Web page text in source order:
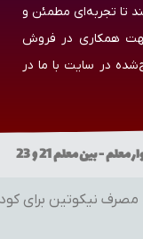
تا تجربه‌ای مطمئن و
همکاری در فروش
در سایت با ما در
از 10:00 تا 23:30 شماره تماس: 09155800212 - 09014432930
برای کودکان،